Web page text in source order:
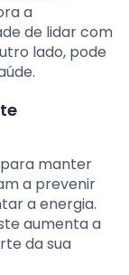
a
de lidar com
lado, pode
para manter
a prevenir
a energia.
aumenta a
da sua